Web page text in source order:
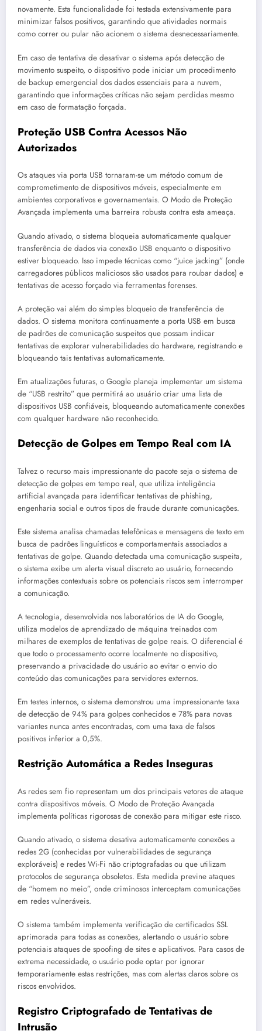
novamente. Esta funcionalidade foi testada extensivamente para
minimizar falsos positivos, garantindo que atividades normais
como correr ou pular não acionem o sistema desnecessariamente.
Em caso de tentativa de desativar o sistema após detecção de
movimento suspeito, o dispositivo pode iniciar um procedimento
de backup emergencial dos dados essenciais para a nuvem,
garantindo que informações críticas não sejam perdidas mesmo
em caso de formatação forçada.
Proteção USB Contra Acessos Não
Autorizados
Os ataques via porta USB tornaram-se um método comum de
comprometimento de dispositivos móveis, especialmente em
ambientes corporativos e governamentais. O Modo de Proteção
Avançada implementa uma barreira robusta contra esta ameaça.
Quando ativado, o sistema bloqueia automaticamente qualquer
transferência de dados via conexão USB enquanto o dispositivo
estiver bloqueado. Isso impede técnicas como “juice jacking” (onde
carregadores públicos maliciosos são usados para roubar dados) e
tentativas de acesso forçado via ferramentas forenses.
A proteção vai além do simples bloqueio de transferência de
dados. O sistema monitora continuamente a porta USB em busca
de padrões de comunicação suspeitos que possam indicar
tentativas de explorar vulnerabilidades do hardware, registrando e
bloqueando tais tentativas automaticamente.
Em atualizações futuras, o Google planeja implementar um sistema
de “USB restrito” que permitirá ao usuário criar uma lista de
dispositivos USB confiáveis, bloqueando automaticamente conexões
com qualquer hardware não reconhecido.
Detecção de Golpes em Tempo Real com IA
Talvez o recurso mais impressionante do pacote seja o sistema de
detecção de golpes em tempo real, que utiliza inteligência
artificial avançada para identificar tentativas de phishing,
engenharia social e outros tipos de fraude durante comunicações.
Este sistema analisa chamadas telefônicas e mensagens de texto em
busca de padrões linguísticos e comportamentais associados a
tentativas de golpe. Quando detectada uma comunicação suspeita,
o sistema exibe um alerta visual discreto ao usuário, fornecendo
informações contextuais sobre os potenciais riscos sem interromper
a comunicação.
A tecnologia, desenvolvida nos laboratórios de IA do Google,
utiliza modelos de aprendizado de máquina treinados com
milhares de exemplos de tentativas de golpe reais. O diferencial é
que todo o processamento ocorre localmente no dispositivo,
preservando a privacidade do usuário ao evitar o envio do
conteúdo das comunicações para servidores externos.
Em testes internos, o sistema demonstrou uma impressionante taxa
de detecção de 94% para golpes conhecidos e 78% para novas
variantes nunca antes encontradas, com uma taxa de falsos
positivos inferior a 0,5%.
Restrição Automática a Redes Inseguras
As redes sem fio representam um dos principais vetores de ataque
contra dispositivos móveis. O Modo de Proteção Avançada
implementa políticas rigorosas de conexão para mitigar este risco.
Quando ativado, o sistema desativa automaticamente conexões a
redes 2G (conhecidas por vulnerabilidades de segurança
exploráveis) e redes Wi-Fi não criptografadas ou que utilizam
protocolos de segurança obsoletos. Esta medida previne ataques
de “homem no meio”, onde criminosos interceptam comunicações
em redes vulneráveis.
O sistema também implementa verificação de certificados SSL
aprimorada para todas as conexões, alertando o usuário sobre
potenciais ataques de spoofing de sites e aplicativos. Para casos de
extrema necessidade, o usuário pode optar por ignorar
temporariamente estas restrições, mas com alertas claros sobre os
riscos envolvidos.
Registro Criptografado de Tentativas de
Intrusão